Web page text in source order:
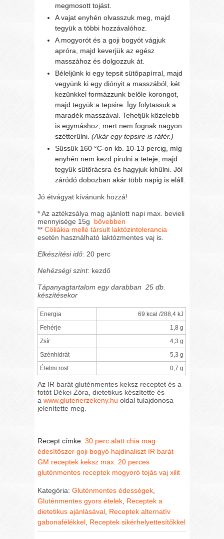
megmosott tojást.
A vajat enyhén olvasszuk meg, majd
tegyük a többi hozzávalóhoz.
A mogyorót és a goji bogyót vágjuk
apróra, majd keverjük az egész
masszához és dolgozzuk át.
Béleljünk ki egy tepsit sütőpapírral, majd
vegyünk ki egy diónyit a masszából, két
kezünkkel formázzunk belőle korongot,
majd tegyük a tepsire. Így folytassuk a
maradék masszával. Tehetjük közelebb
is egymáshoz, mert nem fognak nagyon
szétterülni.(Akár egy tepsire is ráfér.)
Süssük 160 °C-on kb. 10-13 percig, míg
enyhén nem kezd pirulni a teteje, majd
tegyük sütőrácsra és hagyjuk kihűlni. Jól
záródó dobozban akár több napig is eláll.
Jó étvágyat kívánunk hozzá!
* Az aztékzsálya mag ajánlott napi max. bevieli
mennyisége 15g bővebben
**Cöliákia mellé társult laktózintolerancia
esetén használható laktózmentes vaj is.
Elkészítési idő: 20 perc
Nehézségi szint: kezdő
Tápanyagtartalom egy darabban 25 db.
készítésekor
Energia
69 kcal /288,4 kJ
Fehérje
1,8 g
Zsír
4,3 g
Szénhidrát
5,3 g
Élelmi rost
0,7 g
Az IR barát gluténmentes keksz receptet és a
fotót Dékei Zóra, dietetikus készítette és
awww.glutenerzekeny.hu oldal tulajdonosa
jelenítette meg.
Recept címke:30 perc alatt chia mag
édesítőszer goji bogyó hajdinaliszt IR barát
GM receptek keksz max. 20 perces
gluténmentes receptek mogyoró tojás vaj xilit
Kategória:Gluténmentes édességek
Gluténmentes gyors ételek Receptek a
dietetikus ajánlásával Receptek alternatív
gabonafélékkel Receptek sikérhelyettesítőkkel